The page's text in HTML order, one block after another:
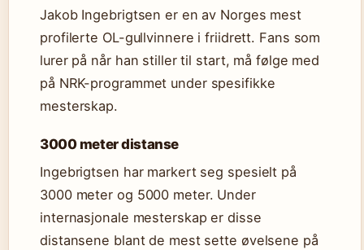
Jakob Ingebrigtsen er en av Norges mest
profilerte OL-gullvinnere i friidrett. Fans som
lurer på når han stiller til start, må følge med
på NRK-programmet under spesifikke
mesterskap.
3000 meter distanse
Ingebrigtsen har markert seg spesielt på
3000 meter og 5000 meter. Under
internasjonale mesterskap er disse
distansene blant de mest sette øvelsene på